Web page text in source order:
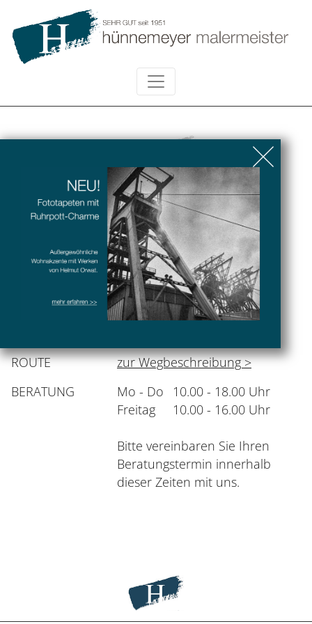
KONTAKT
Hünnemeyer Malermeister
Bochumer Straße 90
44575 Castrop Rauxel
TELEFON
02305 - 92 29 13
ROUTE
zur Wegbeschreibung >
BERATUNG
Mo - Do
10.00 - 18.00 Uhr
Freitag
10.00 - 16.00 Uhr
Bitte vereinbaren Sie Ihren
Beratungs­termin innerhalb
dieser Zeiten mit uns.